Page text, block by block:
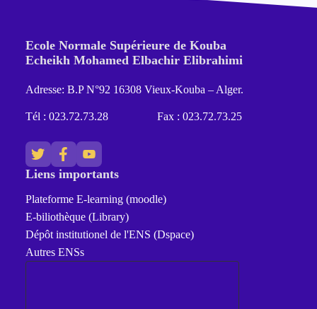
Ecole Normale Supérieure de Kouba
Echeikh Mohamed Elbachir Elibrahimi
Adresse: B.P N°92 16308 Vieux-Kouba – Alger.
Tél : 023.72.73.28 Fax : 023.72.73.25
Liens importants
Plateforme E-learning (moodle)
E-biliothèque (Library)
Dépôt institutionel de l'ENS (Dspace)
Autres ENSs